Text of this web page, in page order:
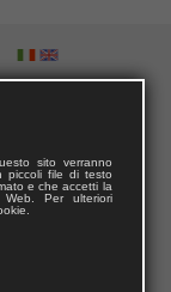
sito verranno
piccoli file di testo
e che accetti la
Per ulteriori